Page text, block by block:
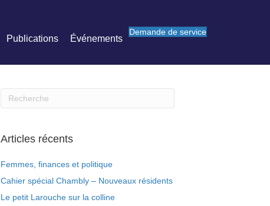
Publications Événements
Demande de service
Articles récents
Femmes, finances et politique
Cahier spécial Chambly – Nouveaux résidents
Le petit Larouche sur la colline